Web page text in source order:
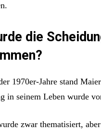
die
1970er-Jahre stand
in seinem Leben wurde
zwar thematisiert,